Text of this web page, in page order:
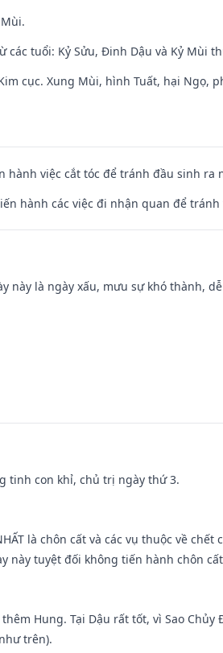
tuổi: Kỷ Sửu, Đinh Dậu và Kỷ Mùi
cục. Xung Mùi, hình Tuất, hại Ngọ,
hành việc cắt tóc để tránh đầu sinh ra
hành các việc đi nhận quan để
là ngày xấu, mưu sự khó thành,
tinh con khỉ, chủ trị ngày thứ 3.
là chôn cất và các vụ thuộc về
này tuyệt đối không tiến hành chôn
Hung. Tại Dậu rất tốt, vì Sao
trên).